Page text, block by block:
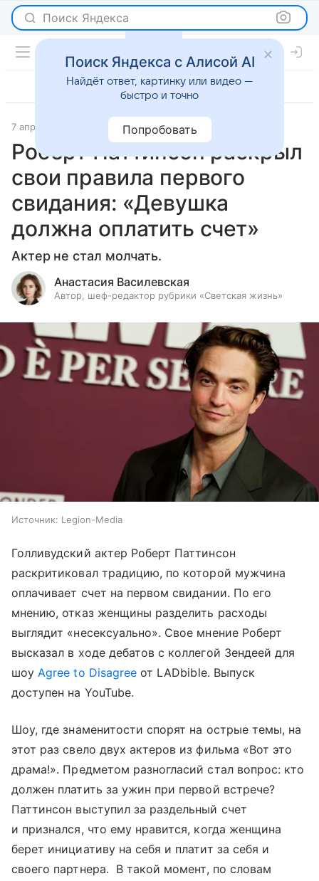
Поиск Яндекса
7 апреля 2026 Леди Mail Светская жизнь
Роберт Паттинсон раскрыл
свои правила первого
свидания: «Девушка
должна оплатить счет»
Актер не стал молчать.
Анастасия Василевская
Автор, шеф-редактор рубрики «Светская жизнь»
Источник: Legion-Media
Голливудский актер Роберт Паттинсон
раскритиковал традицию, по которой мужчина
оплачивает счет на первом свидании. По его
мнению, отказ женщины разделить расходы
выглядит «несексуально». Свое мнение Роберт
высказал в ходе дебатов с коллегой Зендеей для
шоуAgree to Disagree от LADbible. Выпуск
доступен на YouTube.
Шоу, где знаменитости спорят на острые темы, на
этот раз свело двух актеров из фильма «Вот это
драма!». Предметом разногласий стал вопрос: кто
должен платить за ужин при первой встрече?
Паттинсон выступил за раздельный счет
и признался, что ему нравится, когда женщина
берет инициативу на себя и платит за себя и
своего партнера. В такой момент, по словам
Поиск Яндекса с Алисой AI
Найдёт ответ, картинку или видео —
быстро и точно
Попробовать